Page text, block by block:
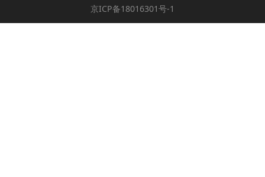
京ICP备18016301号-1